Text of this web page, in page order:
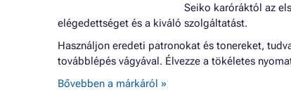
Seiko karóráktól az
elégedettséget és a kiváló szolgáltatást.
Használjon eredeti patronokat és tonereket,
továbblépés vágyával. Élvezze a tökéletes
Bővebben a márkáról »